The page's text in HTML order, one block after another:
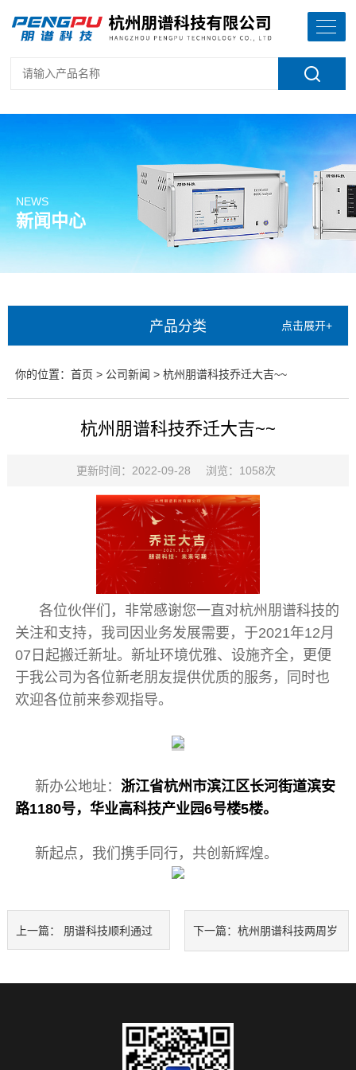
NEWS
新闻中心
产品分类 点击展开+
你的位置： 首页 > 公司新闻 > 杭州朋谱科技乔迁大吉~~
杭州朋谱科技乔迁大吉~~
更新时间：2022-09-28 浏览：1058次
各位伙伴们，非常感谢您一直对杭州朋谱科技的
关注和支持，我司因业务发展需要，于2021年12月
07日起搬迁新址。新址环境优雅、设施齐全，更便
于我公司为各位新老朋友提供优质的服务，同时也
欢迎各位前来参观指导。
新办公地址： 浙江省杭州市滨江区长河街道滨安
路1180号，华业高科技产业园6号楼5楼。
新起点，我们携手同行，共创新辉煌。
上一篇： 朋谱科技顺利通过 下一篇： 杭州朋谱科技两周岁